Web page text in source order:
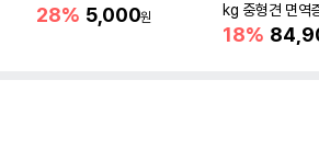
28% 5,000원
kg 중형견 면역
18%